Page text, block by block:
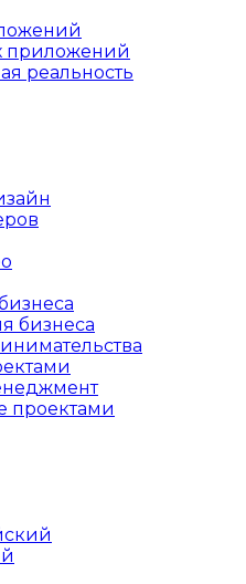
приложений
реальность
бизнеса
проектами